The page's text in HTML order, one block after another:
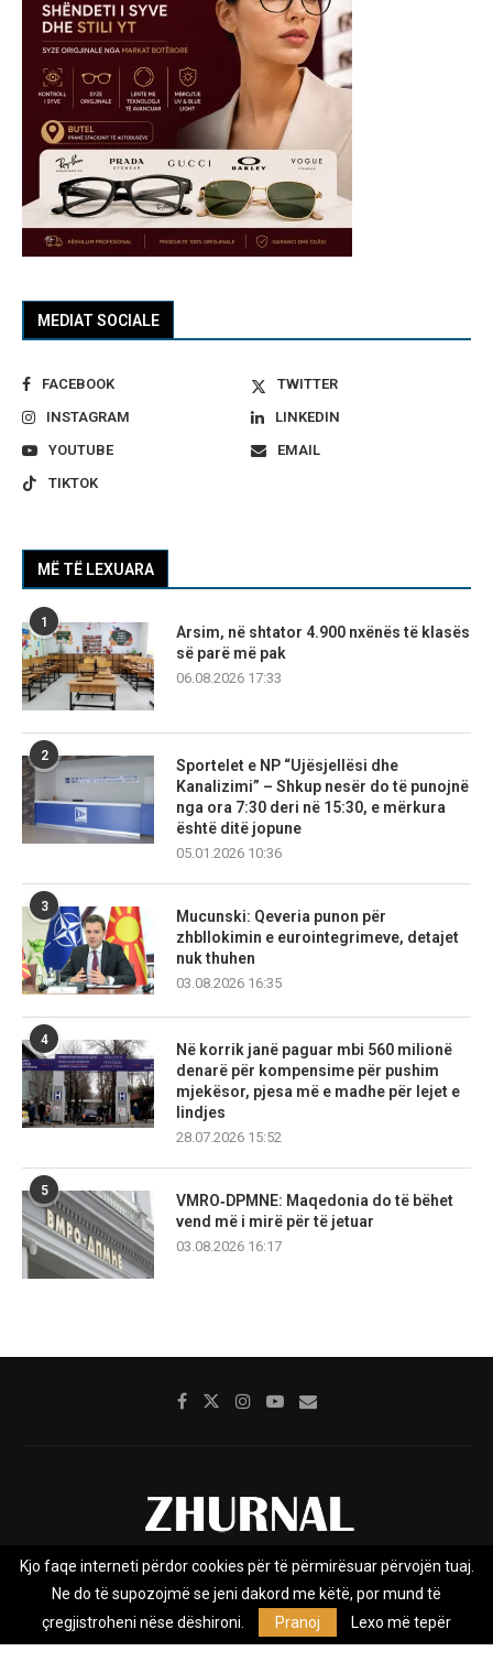
MEDIAT SOCIALE
FACEBOOK
TWITTER
INSTAGRAM
LINKEDIN
YOUTUBE
EMAIL
TIKTOK
MË TË LEXUARA
1
Arsim, në shtator 4.900 nxënës të klasës
së parë më pak
06.08.2026 17:33
2
Sportelet e NP “Ujësjellësi dhe
Kanalizimi” – Shkup nesër do të punojnë
nga ora 7:30 deri në 15:30, e mërkura
është ditë jopune
05.01.2026 10:36
3
Mucunski: Qeveria punon për
zhbllokimin e eurointegrimeve, detajet
nuk thuhen
03.08.2026 16:35
4
Në korrik janë paguar mbi 560 milionë
denarë për kompensime për pushim
mjekësor, pjesa më e madhe për lejet e
lindjes
28.07.2026 15:52
5
VMRO‑DPMNE: Maqedonia do të bëhet
vend më i mirë për të jetuar
03.08.2026 16:17
Rreth nesh Impresumi Marketing
Kontakt
Privacy Policy
Zhurnal.mk është Agjenci e Lajmeve e pavarur, e themeluar në vitin
Kjo faqe interneti përdor cookies për të përmirësuar përvojën tuaj.
Ne do të supozojmë se jeni dakord me këtë, por mund të
çregjistroheni nëse dëshironi.
Pranoj Lexo më tepër